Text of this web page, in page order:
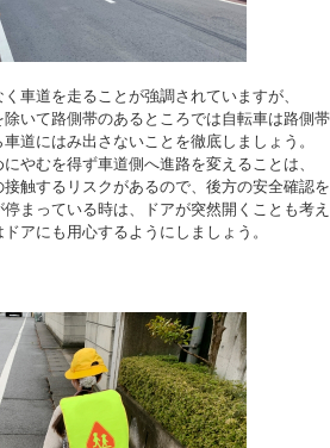
車道を走ることが強調されていますが、
いて路側帯のあるところでは自転車は路側
道にはみ出さないことを徹底しましょう。
やむを得ず車道側へ進路を変えることは、
触するリスクがあるので、後方の安全確認
まっている時は、ドアが突然開くことも考
アにも用心するようにしましょう。